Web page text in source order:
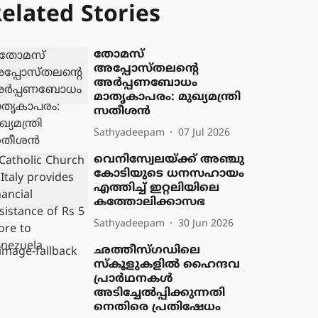
Stories
തോമസ്
അപ്പോസ്തലന്റെ
അർപ്പണബോധം
മാതൃകാപരം: മുഖ്യമന്ത്രി
സതീശൻ
Sathyadeepam 07 Jul 2026
വെനിസ്വേലയ്ക്ക് അഞ്ചു
കോടിയുടെ ധനസഹായം
എത്തിച്ച് ഇറ്റലിയിലെ
കത്തോലിക്കാസഭ
Sathyadeepam 30 Jun 2026
ഛത്തീസ്ഗഡിലെ
സ്‌കൂളുകളില്‍ ഹൈന്ദവ
പ്രാർഥനകള്‍
അടിച്ചേല്‍പ്പിക്കുന്നതി
നെതിരെ പ്രതിഷേധം